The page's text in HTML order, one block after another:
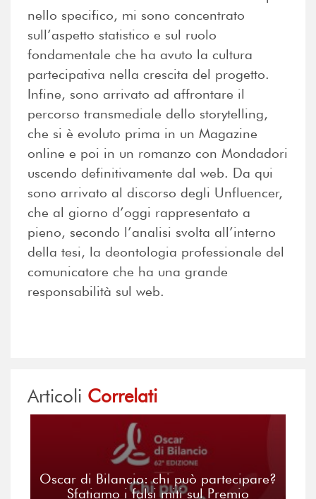
nello specifico, mi sono concentrato
sull’aspetto statistico e sul ruolo
fondamentale che ha avuto la cultura
partecipativa nella crescita del progetto.
Infine, sono arrivato ad affrontare il
percorso transmediale dello storytelling,
che si è evoluto prima in un Magazine
online e poi in un romanzo con Mondadori
uscendo definitivamente dal web. Da qui
sono arrivato al discorso degli Unfluencer,
che al giorno d’oggi rappresentato a
pieno, secondo l’analisi svolta all’interno
della tesi, la deontologia professionale del
comunicatore che ha una grande
responsabilità sul web.
Articoli Correlati
Oscar di Bilancio: chi può partecipare?
Sfatiamo i falsi miti sul Premio